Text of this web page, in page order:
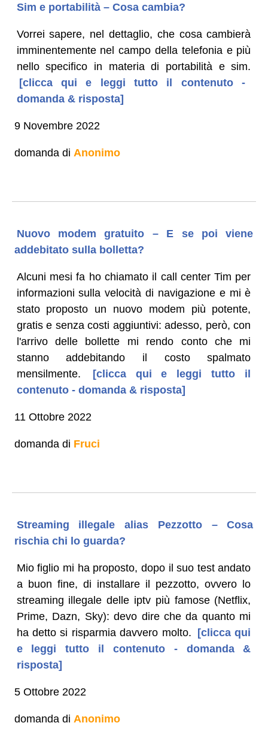
Sim e portabilità – Cosa cambia?
Vorrei sapere, nel dettaglio, che cosa cambierà
imminentemente nel campo della telefonia e più
nello specifico in materia di portabilità e sim.
[clicca qui e leggi tutto il contenuto -
domanda & risposta]
9 Novembre 2022
domanda di Anonimo
Nuovo modem gratuito – E se poi viene
addebitato sulla bolletta?
Alcuni mesi fa ho chiamato il call center Tim per
informazioni sulla velocità di navigazione e mi è
stato proposto un nuovo modem più potente,
gratis e senza costi aggiuntivi: adesso, però, con
l'arrivo delle bollette mi rendo conto che mi
stanno addebitando il costo spalmato
mensilmente.
[clicca qui e leggi tutto il
contenuto - domanda & risposta]
11 Ottobre 2022
domanda di Fruci
Streaming illegale alias Pezzotto – Cosa
rischia chi lo guarda?
Mio figlio mi ha proposto, dopo il suo test andato
a buon fine, di installare il pezzotto, ovvero lo
streaming illegale delle iptv più famose (Netflix,
Prime, Dazn, Sky): devo dire che da quanto mi
ha detto si risparmia davvero molto. [clicca qui
e leggi tutto il contenuto - domanda &
risposta]
5 Ottobre 2022
domanda di Anonimo